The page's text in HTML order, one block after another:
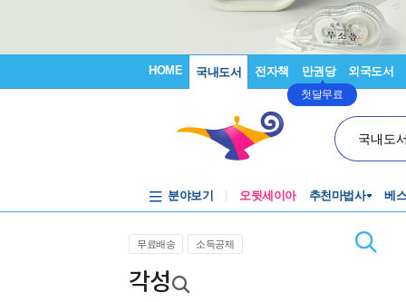
HOME 국내도서 전자책 만권당
첫달무료
외국도서
국내도
분야보기 오뒷세이아 추천마법사 베
무료배송 소득공제
각성